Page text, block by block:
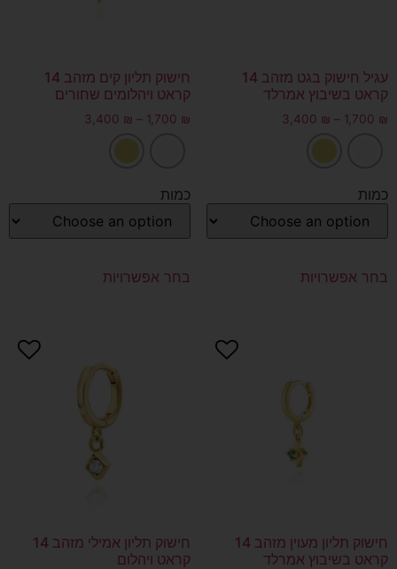
עגיל חישוק בגט מזהב 14
קראט בשיבוץ אמרלד
1,700 ₪
–
3,400 ₪
כמות
בחר אפשרויות
חישוק תליון קים מזהב 14
קראט ויהלומים שחורים
1,700 ₪
–
3,400 ₪
כמות
בחר אפשרויות
חישוק תליון מעוין מזהב 14
קראט בשיבוץ אמרלד
חישוק תליון אמילי מזהב 14
קראט ויהלום